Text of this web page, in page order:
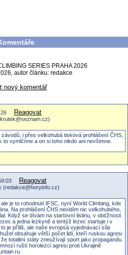
SERIES PRAHA 2026
autor článku: redakce
nový komentář
Reagovat
i přes velkohubá tisková prohlášení ČHS,
vymlčíme a on si toho nikdo ani nevšimne.
Reagovat
(redakce@horyinfo.cz)
je to rohodnutí IFSC, nyní World Climbing, kde
Na prohlášení ČHS nevidím nic velkohubého,
Když se dívám na startovní listinu, v obtížnosti
a jedna lezkyně a tentýž lezec startuje i v
je příliš, ale naše evropsá vyjednávací síla
obsahuje větší počet lidí, kteří ruskou agresi
totalitní státy zneužívají sport jako propagandu.
ruští horolezci agresi proti Ukrajině